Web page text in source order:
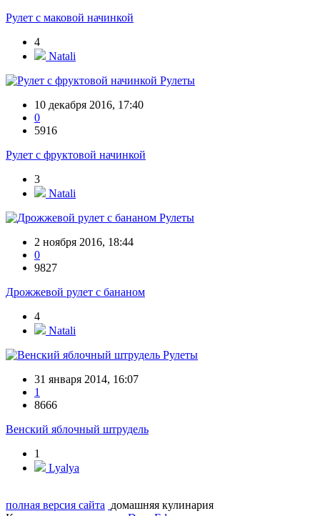
Рулет с маковой начинкой
4
Natali
Рулеты
10 декабря 2016, 17:40
0
5916
Рулет с фруктовой начинкой
3
Natali
Рулеты
2 ноября 2016, 18:44
0
9827
Дрожжевой рулет с бананом
4
Natali
Рулеты
31 января 2014, 16:07
1
8666
Венский яблочный штрудель
1
Lyalya
полная версия сайта домашняя кулинария